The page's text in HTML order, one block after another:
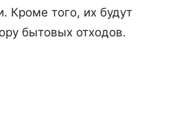
Кроме того, их будут
бытовых отходов.